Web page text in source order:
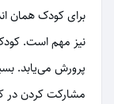
برای کودک همان
نیز مهم است.
پرورش می‌یابد.
مشارکت کردن در